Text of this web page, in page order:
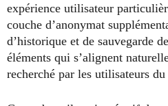
expérience utilisateur
couche d’anonymat
d’historique et de sauvegarde
éléments qui s’alignent
recherché par les utilisateurs